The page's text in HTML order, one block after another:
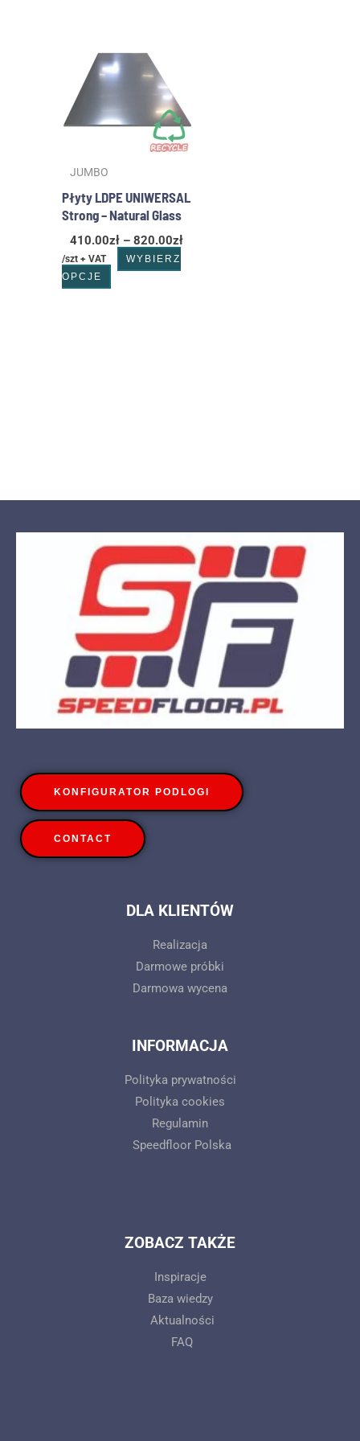
JUMBO
Płyty LDPE UNIWERSAL
Strong – Natural Glass
410.00zł – 820.00zł
820.00zł
/szt + VAT
WYBIERZ
OPCJE
produkt
ma
wiele
wariantów.
Opcje
wybrać
stronie
produktu
KONFIGURATOR PODLOGI
CONTACT
DLA KLIENTÓW
Realizacja
Darmowe próbki
Darmowa wycena
INFORMACJA
Polityka prywatności
Polityka cookies
Regulamin
Speedfloor Polska
ZOBACZ TAKŻE
Inspiracje
Baza wiedzy
Aktualności
FAQ